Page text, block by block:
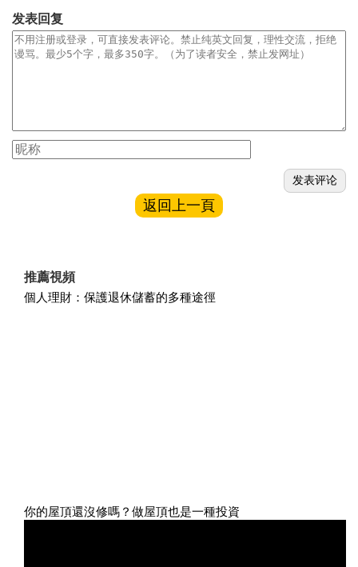
发表回复
返回上一頁
推薦視頻
個人理財：保護退休儲蓄的多種途徑
你的屋頂還沒修嗎？做屋頂也是一種投資